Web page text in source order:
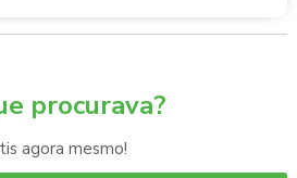
procurava?
agora mesmo!